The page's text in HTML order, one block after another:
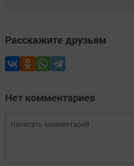
Расскажите друзьям
Нет комментариев